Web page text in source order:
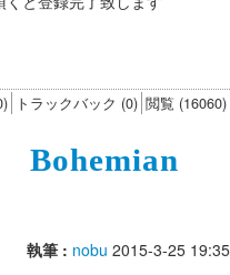
トラックバック (0) 閲覧 (16060)
Bohemian
執筆 : nobu 2015-3-25 19:35